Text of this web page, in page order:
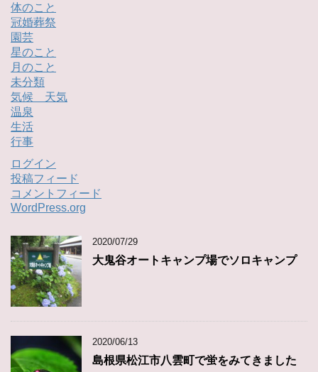
体のこと
冠婚葬祭
園芸
星のこと
月のこと
未分類
気候 天気
温泉
生活
行事
ログイン
投稿フィード
コメントフィード
WordPress.org
2020/07/29
大鬼谷オートキャンプ場でソロキャンプ
2020/06/13
島根県松江市八雲町で蛍をみてきました